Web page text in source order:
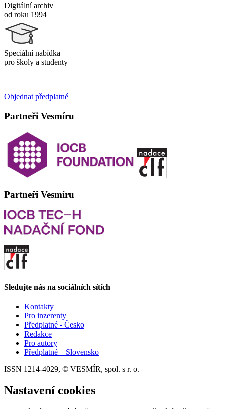
Digitální archiv
od roku 1994
Speciální nabídka
pro školy a studenty
Objednat předplatné
Partneři Vesmíru
Partneři Vesmíru
Sledujte nás na sociálních sítích
Kontakty
Pro inzerenty
Předplatné - Česko
Redakce
Pro autory
Předplatné – Slovensko
ISSN 1214-4029, © VESMÍR, spol. s r. o.
Nastavení cookies